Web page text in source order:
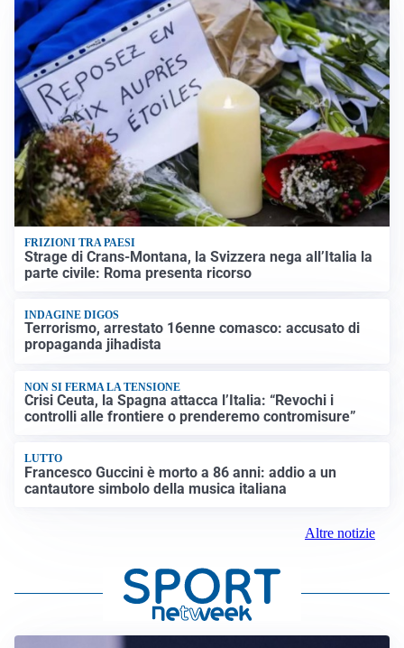
FRIZIONI TRA PAESI
Strage di Crans-Montana, la Svizzera nega all’Italia la
parte civile: Roma presenta ricorso
INDAGINE DIGOS
Terrorismo, arrestato 16enne comasco: accusato di
propaganda jihadista
NON SI FERMA LA TENSIONE
Crisi Ceuta, la Spagna attacca l’Italia: “Revochi i
controlli alle frontiere o prenderemo contromisure”
LUTTO
Francesco Guccini è morto a 86 anni: addio a un
cantautore simbolo della musica italiana
Altre notizie